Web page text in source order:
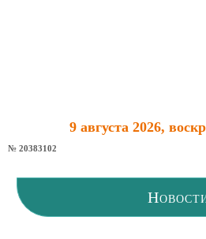
9 августа 2026,
№ 20383102